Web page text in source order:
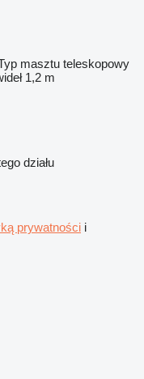
masztu teleskopowy
1,2 m
działu
prywatności i